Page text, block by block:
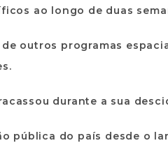
ao longo de duas
outros programas
durante a sua
pública do país desde o